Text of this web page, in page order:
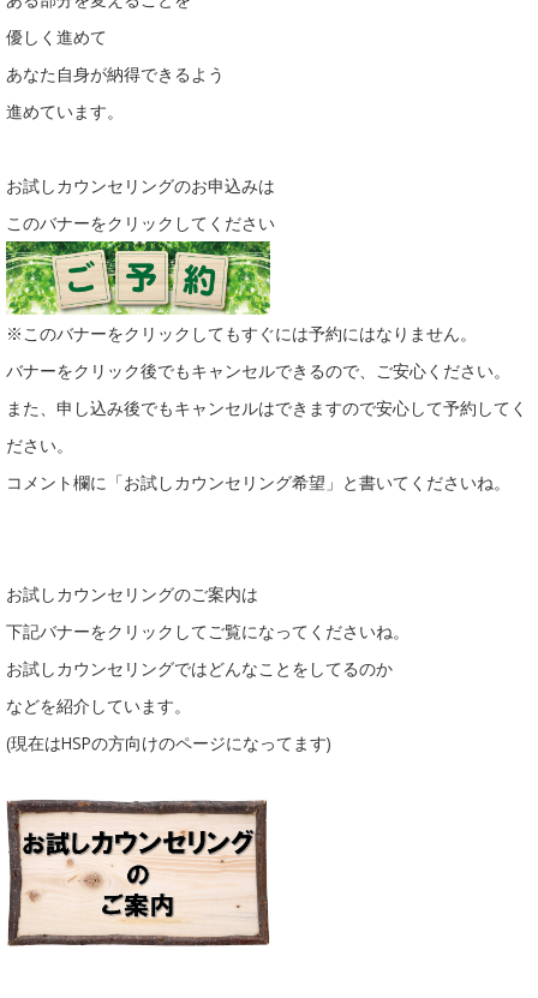
優しく進めて
あなた自身が納得できるよう
進めています。
お試しカウンセリングのお申込みは
このバナーをクリックしてください
※このバナーをクリックしてもすぐには予約にはなりません。
バナーをクリック後でもキャンセルできるので、ご安心ください。
また、申し込み後でもキャンセルはできますので安心して予約してく
ださい。
コメント欄に「お試しカウンセリング希望」と書いてくださいね。
お試しカウンセリングのご案内は
下記バナーをクリックしてご覧になってくださいね。
お試しカウンセリングではどんなことをしてるのか
などを紹介しています。
(現在はHSPの方向けのページになってます)